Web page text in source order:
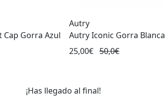
Gorra Azul
Autry
Autry Iconic Gorra Blanca
25,00€ 50,0€
¡Has llegado al final!